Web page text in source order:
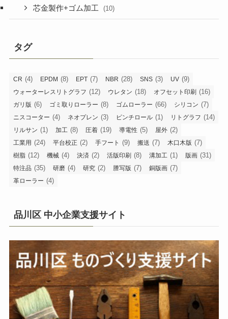
芯金製作+ゴム加工 (10)
タグ
CR (4) EPDM (8) EPT (7) NBR (28) SNS (3) UV (9)
ウォーターレスリトグラフ (12) ウレタン (18) オフセット印刷 (16)
ガリ版 (6) ゴミ取りローラー (8) ゴムローラー (66) シリコン (7)
ニスコーター (4) ネオプレン (3) ピンチロール (1) リトグラフ (14)
リルサン (1) 加工 (8) 圧着 (19) 導電性 (5) 屋外 (2)
工業用 (24) 平台校正 (2) 手フート (9) 搬送 (7) 木口木版 (7)
樹脂 (12) 機械 (4) 決済 (2) 活版印刷 (8) 溝加工 (1) 版画 (31)
特注品 (35) 研磨 (4) 研究 (2) 謄写版 (7) 銅版画 (7)
革ローラー (4)
品川区 中小企業支援サイト